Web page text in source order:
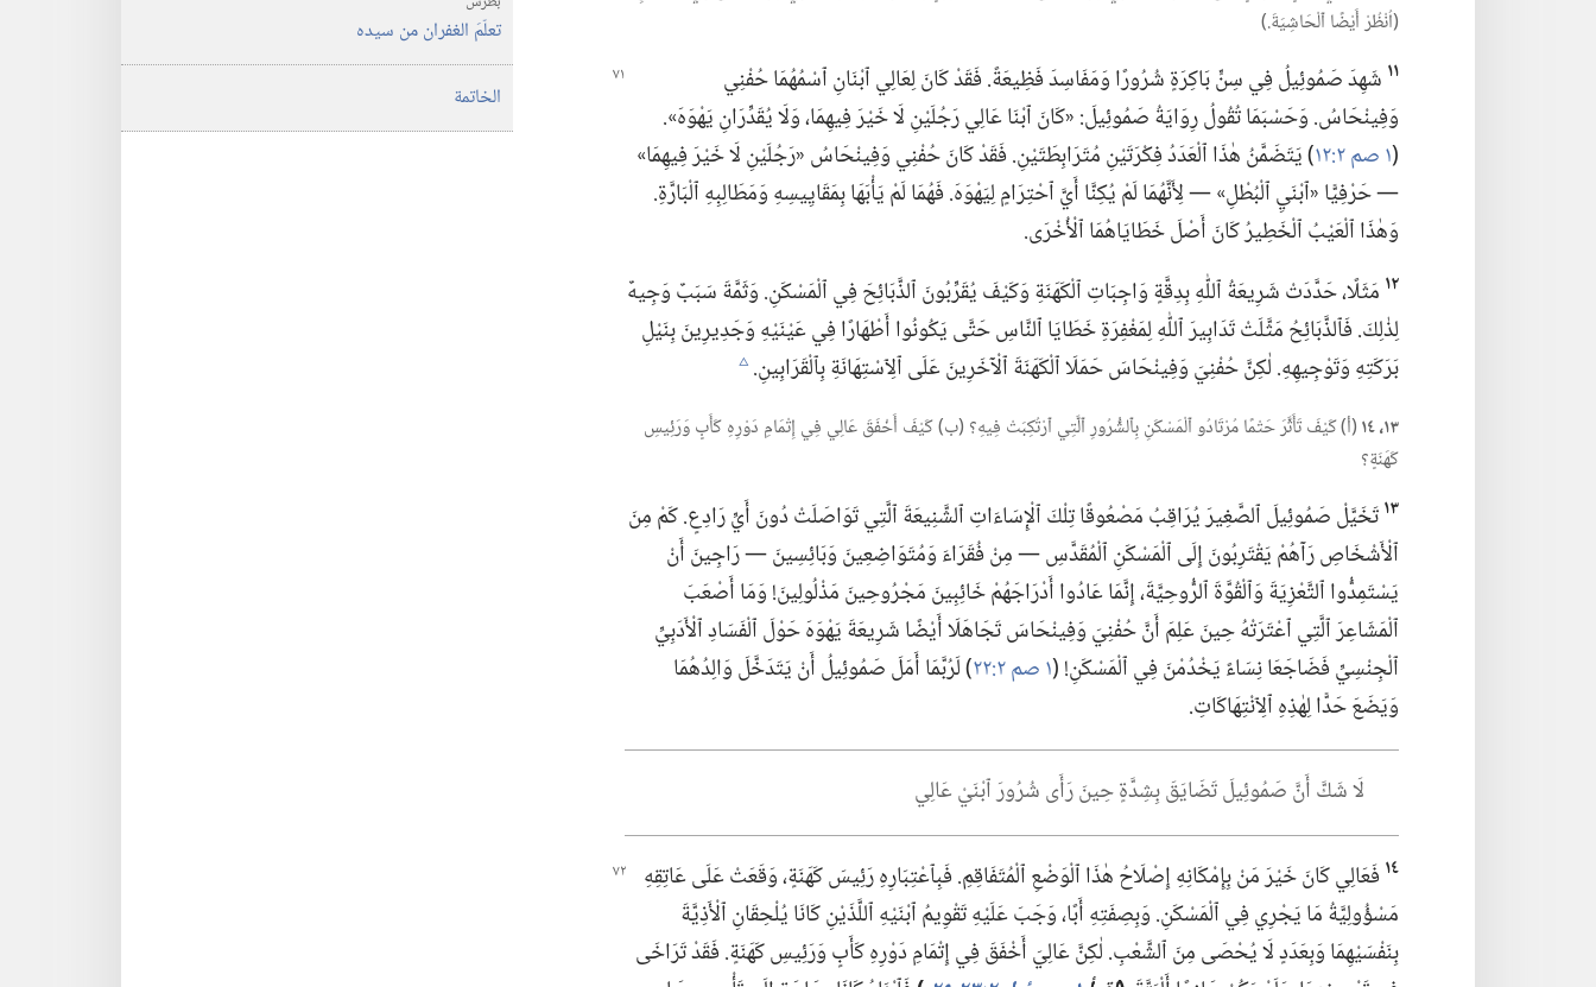
(‏اُنْظُرْ أَيْضًا ٱلْحَاشِيَةَ.‏)‏
١١ شَهِدَ صَمُوئِيلُ فِي سِنٍّ بَاكِرَةٍ شُرُورًا وَمَفَاسِدَ فَظِيعَةً.‏ فَقَدْ كَانَ لِعَالِيٱبْنَانِ ٱسْمُهُمَا حُفْنِي
وَفِينْحَاسُ.‏ وَحَسْبَمَا تُقُولُ رِوَايَةُ صَمُوئِيلَ:‏ «كَانَ ٱبْنَا عَالِي رَجُلَيْنِ لَا خَيْرَ فِيهِمَا،‏ وَلَا يُقَدِّرَانِ يَهْوَهَ».‏
(‏١ صم ٢:‏١٢
‏)‏ يَتَضَمَّنُ هٰذَا ٱلْعَدَدُ فِكْرَتَيْنِ مُتَرَابِطَتَيْنِ.‏ فَقَدْ كَانَ حُفْنِي وَفِينْحَاسُ «رَجُلَيْنِ لَا خَيْرَ فِيهِمَا»
—‏ حَرْفِيًّا «ٱبْنَيِ ٱلْبُطْلِ» —‏ لِأَنَّهُمَا لَمْ يُكِنَّا أَيَّ ٱحْتِرَامٍ لِيَهْوَهَ.‏ فَهُمَا لَمْ يَأْبَهَا بِمَقَايِيسِهِ وَمَطَالِبِهِ ٱلْبَارَّةِ.‏
وَهٰذَا ٱلْعَيْبُ ٱلْخَطِيرُ كَانَ أَصْلَ خَطَايَاهُمَا ٱلْأُخْرَى.‏
١٢ مَثَلًا،‏ حَدَّدَتْ شَرِيعَةُ ٱللّٰهِ بِدِقَّةٍ وَاجِبَاتِ ٱلْكَهَنَةِ وَكَيْفَ يُقَرِّبُونَ ٱلذَّبَائِحَ فِي ٱلْمَسْكَنِ.‏ وَثَمَّةَ سَبَبٌ وَجِيهٌ
لِذٰلِكَ.‏ فَٱلذَّبَائِحُ مَثَّلَتْ تَدَابِيرَ ٱللّٰهِ لِمَغْفِرَةِ خَطَايَا ٱلنَّاسِ حَتَّى يَكُونُوا أَطْهَارًا فِي عَيْنَيْهِ وَجَدِيرِينَ بِنَيْلِ
بَرَكَتِهِ وَتَوْجِيهِهِ.‏ لٰكِنَّ حُفْنِيَ وَفِينْحَاسَ حَمَلَا ٱلْكَهَنَةَ ٱلْآخَرِينَ عَلَى ٱلِٱسْتِهَانَةِ بِٱلْقَرَابِينِ.‏ c
١٣،‏ ١٤
(‏أ)‏ كَيْفَ تَأَثَّرَ حَتْمًا مُرْتَادُو ٱلْمَسْكَنِ بِٱلشُّرُورِ ٱلَّتِي ٱرْتُكِبَتْ فِيهِ؟‏ (‏ب)‏ كَيْفَ أَخْفَقَ عَالِي فِي إِتْمَامِ دَوْرِهِ كَأَبٍ وَرَئِيسِ
كَهَنَةٍ؟‏
١٣تَخَيَّلْ صَمُوئِيلَ ٱلصَّغِيرَ يُرَاقِبُ مَصْعُوقًا تِلْكَ ٱلْإِسَاءَاتِ ٱلشَّنِيعَةَ ٱلَّتِي تَوَاصَلَتْ دُونَ أَيِّ رَادِعٍ.‏ كَمْ مِنَ
ٱلْأَشْخَاصِ رَآهُمْ يَقْتَرِبُونَ إِلَى ٱلْمَسْكَنِ ٱلْمُقَدَّسِ —‏ مِنْ فُقَرَاءَ وَمُتَوَاضِعِينَ وَبَائِسِينَ —‏ رَاجِينَ أَنْ
يَسْتَمِدُّوا ٱلتَّعْزِيَةَ وَٱلْقُوَّةَ ٱلرُّوحِيَّةَ،‏ إِنَّمَا عَادُوا أَدْرَاجَهُمْ خَائِبِينَ مَجْرُوحِينَ مَذْلُولِينَ!‏ وَمَا أَصْعَبَ
ٱلْمَشَاعِرَ ٱلَّتِي ٱعْتَرَتْهُ حِينَ عَلِمَ أَنَّ حُفْنِيَ وَفِينْحَاسَ تَجَاهَلَا أَيْضًا شَرِيعَةَ يَهْوَهَ حَوْلَ ٱلْفَسَادِ ٱلْأَدَبِيِّ
ٱلْجِنْسِيِّ فَضَاجَعَا نِسَاءً يَخْدُمْنَ فِي ٱلْمَسْكَنِ!‏ (‏١ صم ٢:‏٢٢
‏)‏ لَرُبَّمَا أَمَلَ صَمُوئِيلُ أَنْ يَتَدَخَّلَ وَالِدُهُمَا
وَيَضَعَ حَدًّا لِهٰذِهِ ٱلِٱنْتِهَاكَاتِ.‏
لَا شَكَّ أَنَّ صَمُوئِيلَ تَضَايَقَ بِشِدَّةٍ حِينَ رَأَى شُرُورَ ٱبْنَيْ عَالِي
١٤ فَعَالِي كَانَ خَيْرَ مَنْ بِإِمْكَانِهِ إِصْلَاحُ هٰذَا ٱلْوَضْعِ ٱلْمُتَفَاقِمِ.‏ فَبِٱعْتِبَارِهِرَئِيسَ كَهَنَةٍ،‏ وَقَعَتْ عَلَى عَاتِقِهِ
مَسْؤُولِيَّةُ مَا يَجْرِي فِي ٱلْمَسْكَنِ.‏ وَبِصِفَتِهِ أَبًا،‏ وَجَبَ عَلَيْهِ تَقْوِيمُ ٱبْنَيْهِ ٱللَّذَيْنِ كَانَا يُلْحِقَانِ ٱلْأَذِيَّةَ
بِنَفْسَيْهِمَا وَبِعَدَدٍ لَا يُحْصَى مِنَ ٱلشَّعْبِ.‏ لٰكِنَّ عَالِيَ أَخْفَقَ فِي إِتْمَامِ دَوْرِهِ كَأَبٍ وَرَئِيسِ كَهَنَةٍ.‏ فَقَدْ تَرَاخَى
تعلّمَ الغفران من سيده
الخاتمة